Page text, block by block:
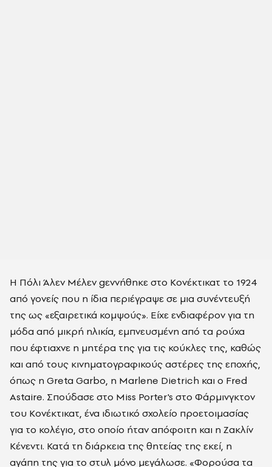
Η Πόλι Άλεν Μέλεν gεννήθηκε στο Κονέκτικατ το 1924
από γονείς που η ίδια περιέγραψε σε μια συνέντευξή
της ως «εξαιρετικά κομψούς». Είχε ενδιαφέρον για τη
μόδα από μικρή ηλικία, εμπνευσμένη από τα ρούχα
που έφτιαχνε η μητέρα της για τις κούκλες της, καθώς
και από τους κινηματογραφικούς αστέρες της εποχής,
όπως η Greta Garbo, η Marlene Dietrich και ο Fred
Astaire. Σπούδασε στο Miss Porter's στο Φάρμινγκτον
του Κονέκτικατ, ένα ιδιωτικό σχολείο προετοιμασίας
για το κολέγιο, στο οποίο ήταν απόφοιτη και η Ζακλίν
Κένεντι. Κατά τη διάρκεια της θητείας της εκεί, η
αγάπη της για το στυλ μόνο μεγάλωσε. «Φορούσα τα